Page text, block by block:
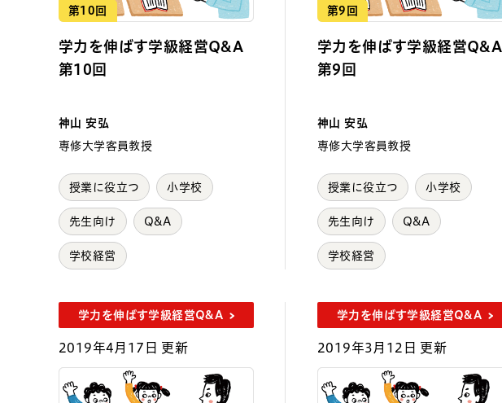
第10回
学力を伸ばす学級経営Q&A
第10回
神山 安弘
専修大学客員教授
授業に役立つ 小学校
先生向け Q&A
学校経営
第9回
学力を伸ばす学級経営Q&A
第9回
神山 安弘
専修大学客員教授
授業に役立つ 小学校
先生向け Q&A
学校経営
学力を伸ばす学級経営Q&A
2019年4月17日 更新
学力を伸ばす学級経営Q&A
2019年3月12日 更新